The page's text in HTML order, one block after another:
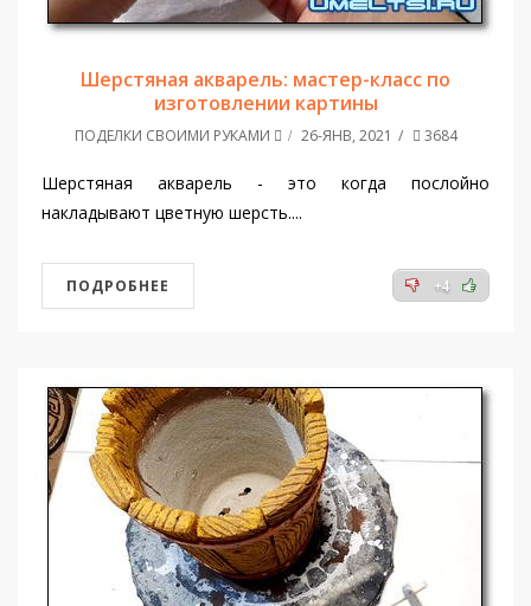
Шерстяная акварель: мастер-класс по
изготовлении картины
ПОДЕЛКИ СВОИМИ РУКАМИ 26-ЯНВ, 2021 3684
Шерстяная акварель - это когда послойно
накладывают цветную шерсть....
+4
ПОДРОБНЕЕ